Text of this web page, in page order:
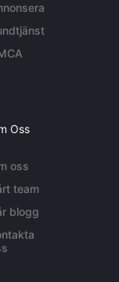
Oss
oss
team
blogg